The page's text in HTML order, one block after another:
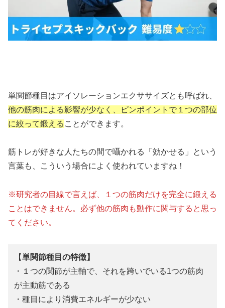
単関節種目はアイソレーションエクササイズとも呼ばれ、
他の筋肉による影響が少なく、ピンポイントで１つの部位
に絞って鍛える ことができます。
筋トレが好きな人たちの間で囁かれる「効かせる」という
言葉も、こういう場合によく使われていますね！
※研究者の目線で言えば、１つの筋肉だけを完全に鍛える
ことはできません。必ず他の筋肉も動作に関与すると思っ
てください。
【単関節種目の特徴】
・１つの関節が主軸で、それを跨いでいる1つの筋肉
が主動筋である
・種目により消費エネルギーが少ない